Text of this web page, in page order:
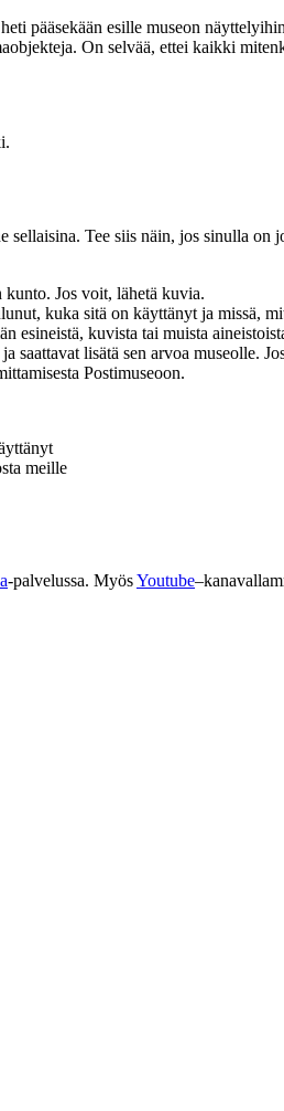
pääsekään esille museon
On selvää, ettei kaikki
Tee siis näin, jos sinulla on
kunto. Jos voit, lähetä kuvia.
kuka sitä on käyttänyt ja missä,
kuvista tai muista
saattavat lisätä sen arvoa museolle.
Postimuseoon.
meille
-palvelussa. MyösYoutube–